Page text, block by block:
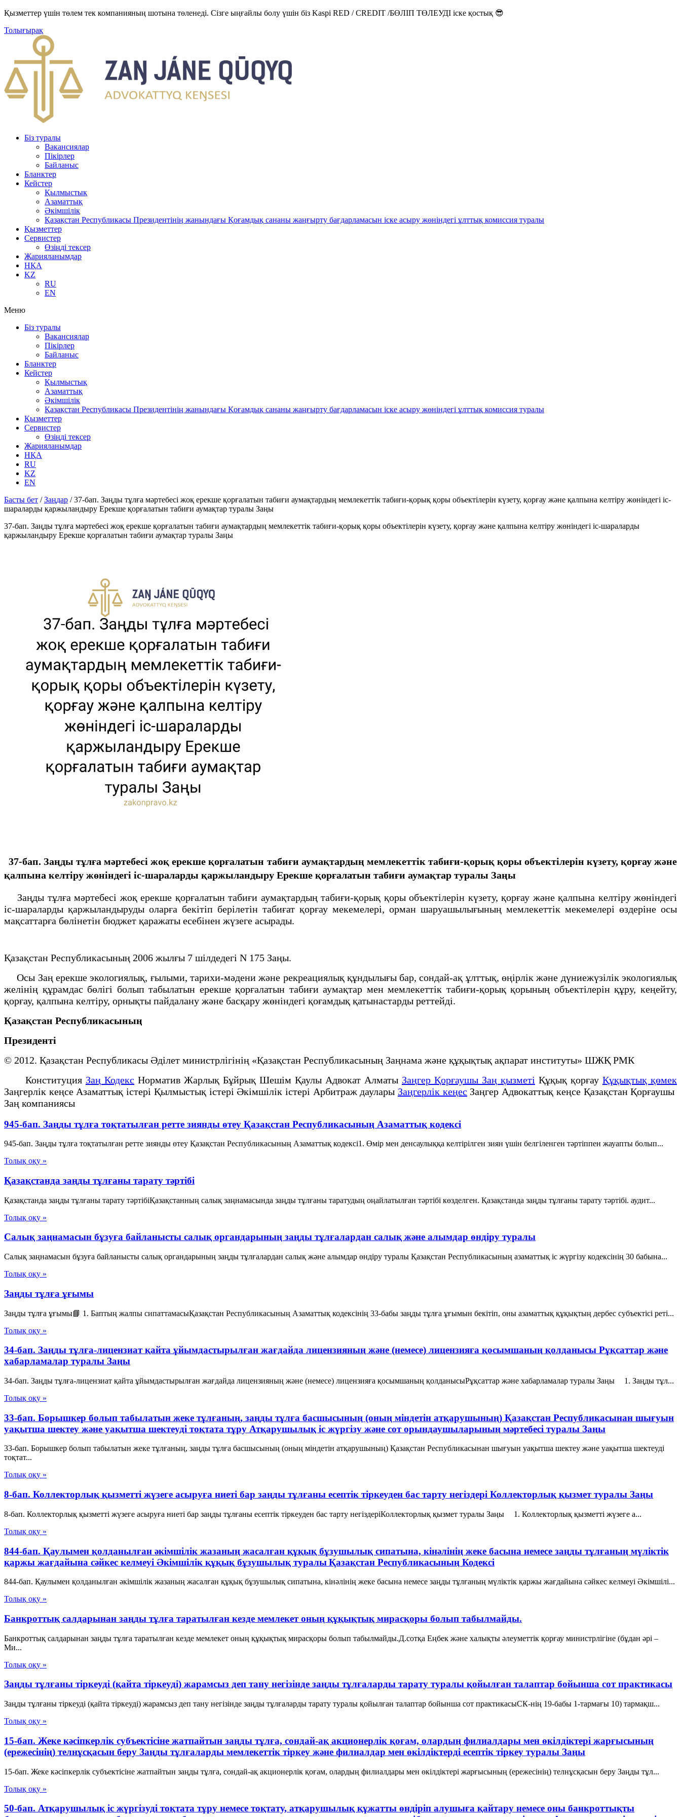
Қызметтер үшін төлем тек компанияның шотына төленеді. Сізге ыңғайлы болу үшін біз Kaspi RED / CREDIT /БӨЛІП ТӨЛЕУДІ іске қостық 😎
Толығырақ
Біз туралы
Вакансиялар
Пікірлер
Байланыс
Бланктер
Кейстер
Қылмыстық
Азаматтық
Әкімшілік
Қазақстан Республикасы Президентінің жанындағы Қоғамдық сананы жаңғырту бағдарламасын іске асыру жөніндегі ұлттық комиссия туралы
Қызметтер
Сервистер
Өзіңді тексер
Жарияланымдар
НҚА
KZ
RU
EN
Меню
Біз туралы
Вакансиялар
Пікірлер
Байланыс
Бланктер
Кейстер
Қылмыстық
Азаматтық
Әкімшілік
Қазақстан Республикасы Президентінің жанындағы Қоғамдық сананы жаңғырту бағдарламасын іске асыру жөніндегі ұлттық комиссия туралы
Қызметтер
Сервистер
Өзіңді тексер
Жарияланымдар
НҚА
RU
KZ
EN
Басты бет /Заңдар /37-бап. Заңды тұлға мәртебесi жоқ ерекше қорғалатын табиғи аумақтардың мемлекеттiк табиғи-қорық қоры объектiлерiн күзету, қорғау және қалпына келтiру жөнiндегi iс-
шараларды қаржыландыру Ерекше қорғалатын табиғи аумақтар туралы Заңы
37-бап. Заңды тұлға мәртебесi жоқ ерекше қорғалатын табиғи аумақтардың мемлекеттiк табиғи-қорық қоры объектiлерiн күзету, қорғау және қалпына келтiру жөнiндегi iс-шараларды
қаржыландыру Ерекше қорғалатын табиғи аумақтар туралы Заңы
37-бап. Заңды тұлға мәртебесi жоқ ерекше қорғалатын табиғи аумақтардың мемлекеттiк табиғи-қорық қоры объектiлерiн күзету, қорғау және
қалпына келтiру жөнiндегi iс-шараларды қаржыландыру Ерекше қорғалатын табиғи аумақтар туралы Заңы
Заңды тұлға мәртебесi жоқ ерекше қорғалатын табиғи аумақтардың табиғи-қорық қоры объектiлерiн күзету, қорғау және қалпына келтiру жөнiндегi
iс-шараларды қаржыландыруды оларға бекiтiп берiлетiн табиғат қорғау мекемелерi, орман шаруашылығының мемлекеттiк мекемелерi өздерiне осы
мақсаттарға бөлiнетiн бюджет қаражаты есебiнен жүзеге асырады.
Қазақстан Республикасының 2006 жылғы 7 шілдедегі N 175 Заңы.
Осы Заң ерекше экологиялық, ғылыми, тарихи-мәдени және рекреациялық құндылығы бар, сондай-ақ ұлттық, өңiрлiк және дүниежүзiлiк экологиялық
желiнiң құрамдас бөлiгi болып табылатын ерекше қорғалатын табиғи аумақтар мен мемлекеттiк табиғи-қорық қорының объектiлерiн құру, кеңейту,
қорғау, қалпына келтiру, орнықты пайдалану және басқару жөнiндегi қоғамдық қатынастарды реттейдi.
Қазақстан Республикасының
Президенті
© 2012. Қазақстан Республикасы Әділет министрлігінің «Қазақстан Республикасының Заңнама және құқықтық ақпарат институты» ШЖҚ РМК
Конституция Заң Кодекс Норматив Жарлық Бұйрық Шешім Қаулы Адвокат Алматы Заңгер Қорғаушы Заң қызметі Құқық қорғау Құқықтық қөмек
Заңгерлік кеңсе Азаматтық істері Қылмыстық істері Әкімшілік істері Арбитраж даулары Заңгерлік кеңес Заңгер Адвокаттық кеңсе Қазақстан Қорғаушы
Заң компаниясы
945-бап. Заңды тұлға тоқтатылған ретте зиянды өтеу Қазақстан Республикасының Азаматтық кодексi
945-бап. Заңды тұлға тоқтатылған ретте зиянды өтеу Қазақстан Республикасының Азаматтық кодексi1. Өмiр мен денсаулыққа келтiрiлген зиян үшiн белгiленген тәртiппен жауапты болып...
Толық оқу »
Қазақстанда заңды тұлғаны тарату тәртібі
Қазақстанда заңды тұлғаны тарату тәртібіҚазақстанның салық заңнамасында заңды тұлғаны таратудың оңайлатылған тәртібі көзделген. Қазақстанда заңды тұлғаны тарату тәртібі. аудит...
Толық оқу »
Салық заңнамасын бұзуға байланысты салық органдарының заңды тұлғалардан салық және алымдар өндіру туралы
Салық заңнамасын бұзуға байланысты салық органдарының заңды тұлғалардан салық және алымдар өндіру туралы Қазақстан Республикасының азаматтық іс жүргізу кодексінің 30 бабына...
Толық оқу »
Заңды тұлға ұғымы
Заңды тұлға ұғымы📘 1. Баптың жалпы сипаттамасыҚазақстан Республикасының Азаматтық кодексінің 33-бабы заңды тұлға ұғымын бекітіп, оны азаматтық құқықтың дербес субъектісі реті...
Толық оқу »
34-бап. Заңды тұлға-лицензиат қайта ұйымдастырылған жағдайда лицензияның және (немесе) лицензияға қосымшаның қолданысы Рұқсаттар және
хабарламалар туралы Заңы
34-бап. Заңды тұлға-лицензиат қайта ұйымдастырылған жағдайда лицензияның және (немесе) лицензияға қосымшаның қолданысыРұқсаттар және хабарламалар туралы Заңы 1. Заңды тұл...
Толық оқу »
33-бап. Борышкер болып табылатын жеке тұлғаның, заңды тұлға басшысының (оның міндетін атқарушының) Қазақстан Республикасынан шығуын
уақытша шектеу және уақытша шектеуді тоқтата тұру Атқарушылық iс жүргiзу және сот орындаушыларының мәртебесi туралы Заңы
33-бап. Борышкер болып табылатын жеке тұлғаның, заңды тұлға басшысының (оның міндетін атқарушының) Қазақстан Республикасынан шығуын уақытша шектеу және уақытша шектеуді
тоқтат...
Толық оқу »
8-бап. Коллекторлық қызметті жүзеге асыруға ниеті бар заңды тұлғаны есептік тіркеуден бас тарту негіздерi Коллекторлық қызмет туралы Заңы
8-бап. Коллекторлық қызметті жүзеге асыруға ниеті бар заңды тұлғаны есептік тіркеуден бас тарту негіздерiКоллекторлық қызмет туралы Заңы 1. Коллекторлық қызметті жүзеге а...
Толық оқу »
844-бап. Қаулымен қолданылған әкiмшiлiк жазаның жасалған құқық бұзушылық сипатына, кiнәлiнiң жеке басына немесе заңды тұлғаның мүлiктiк
қаржы жағдайына сәйкес келмеуi Әкімшілік құқық бұзушылық туралы Қазақстан Республикасының Кодексі
844-бап. Қаулымен қолданылған әкiмшiлiк жазаның жасалған құқық бұзушылық сипатына, кiнәлiнiң жеке басына немесе заңды тұлғаның мүлiктiк қаржы жағдайына сәйкес келмеуi Әкімшілі...
Толық оқу »
Банкроттық салдарынан заңды тұлға таратылған кезде мемлекет оның құқықтық мирасқоры болып табылмайды.
Банкроттық салдарынан заңды тұлға таратылған кезде мемлекет оның құқықтық мирасқоры болып табылмайды.Д.сотқа Еңбек және халықты әлеуметтік қорғау министрлігіне (бұдан әрі –
Ми...
Толық оқу »
Заңды тұлғаны тіркеуді (қайта тіркеуді) жарамсыз деп тану негізінде заңды тұлғаларды тарату туралы қойылған талаптар бойынша сот практикасы
Заңды тұлғаны тіркеуді (қайта тіркеуді) жарамсыз деп тану негізінде заңды тұлғаларды тарату туралы қойылған талаптар бойынша сот практикасыСК-нің 19-бабы 1-тармағы 10) тармақш...
Толық оқу »
15-бап. Жеке кәсiпкерлiк субъектiсiне жатпайтын заңды тұлға, сондай-ақ акционерлiк қоғам, олардың филиалдары мен өкiлдiктерi жарғысының
(ережесiнiң) телнұсқасын беру Заңды тұлғаларды мемлекеттік тіркеу және филиалдар мен өкілдіктерді есептік тіркеу туралы Заңы
15-бап. Жеке кәсiпкерлiк субъектiсiне жатпайтын заңды тұлға, сондай-ақ акционерлiк қоғам, олардың филиалдары мен өкiлдiктерi жарғысының (ережесiнiң) телнұсқасын беру Заңды тұл...
Толық оқу »
50-бап. Атқарушылық iс жүргiзудi тоқтата тұру немесе тоқтату, атқарушылық құжатты өндiрiп алушыға қайтару немесе оны банкроттықты